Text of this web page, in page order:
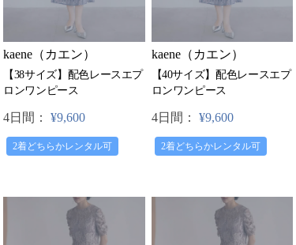
kaene（カエン）
【38サイズ】配色レースエプ
ロンワンピース
4日間： ¥9,600
2着どちらかレンタル可
kaene（カエン）
【40サイズ】配色レースエプ
ロンワンピース
4日間： ¥9,600
2着どちらかレンタル可